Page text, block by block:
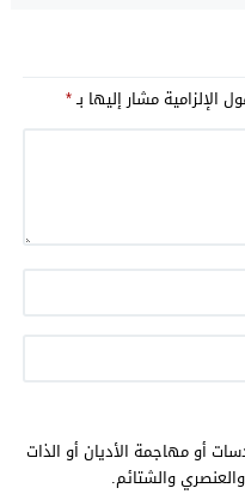
الإلزامية مشار إليها بـ*
أو مهاجمة الأديان أو الذات
والشتائم.